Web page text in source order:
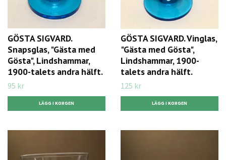
GÖSTA SIGVARD.
Snapsglas, "Gästa med
Gösta", Lindshammar,
1900-talets andra hälft.
95 kr
GÖSTA SIGVARD. Vinglas,
"Gästa med Gösta",
Lindshammar, 1900-
talets andra hälft.
125 kr